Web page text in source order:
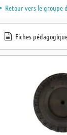
Retour vers le groupe
Fiches